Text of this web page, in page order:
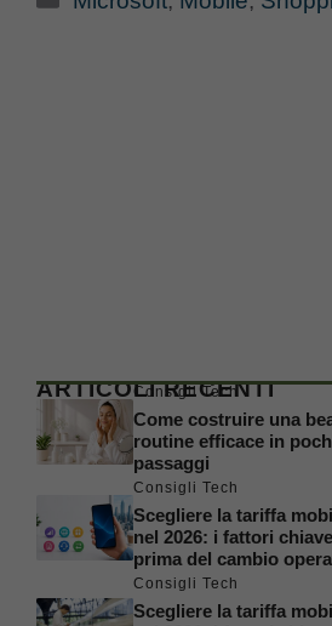
ARTICOLI RECENTI
Consigli Tech
Come costruire una
routine efficace in
passaggi
Consigli Tech
Scegliere la tariffa
nel 2026: i fattori chiave
prima del cambio
Consigli Tech
Scegliere la tariffa